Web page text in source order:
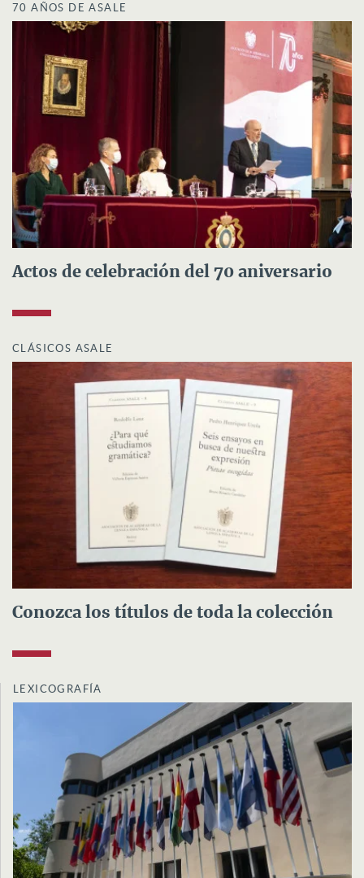
70 AÑOS DE ASALE
Actos de celebración del 70 aniversario
CLÁSICOS ASALE
Conozca los títulos de toda la colección
LEXICOGRAFÍA